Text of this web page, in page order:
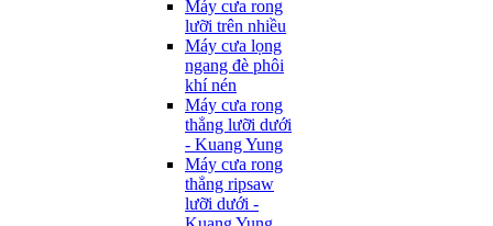
Máy cưa rong
lưỡi trên nhiều
Máy cưa lọng
ngang đè phôi
khí nén
Máy cưa rong
thẳng lưỡi dưới
- Kuang Yung
Máy cưa rong
thẳng ripsaw
lưỡi dưới -